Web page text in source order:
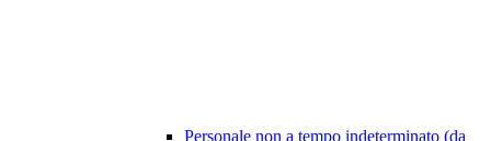
Personale non a tempo indeterminato (da